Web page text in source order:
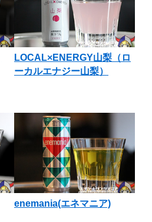
LOCAL×ENERGY山梨（ロ
ーカルエナジー山梨）
enemania(エネマニア)